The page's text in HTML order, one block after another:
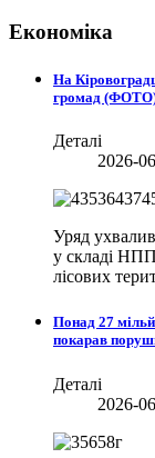
Економіка
На
громад
Деталі
2026-
Уряд
у складі
лісових
Понад 27
покарав
Деталі
2026-